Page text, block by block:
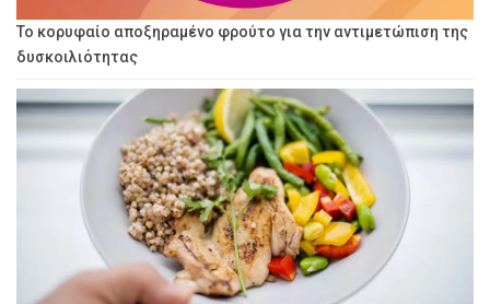
Το κορυφαίο αποξηραμένο φρούτο για την αντιμετώπιση της
δυσκοιλιότητας